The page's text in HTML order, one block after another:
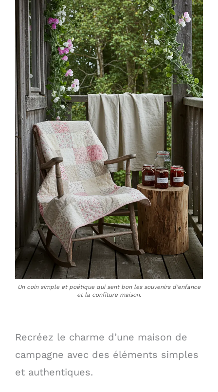
Un coin simple et poétique qui sent bon les souvenirs d’enfance
et la confiture maison.
Recréez le charme d’une maison de
campagne avec des éléments simples
et authentiques.